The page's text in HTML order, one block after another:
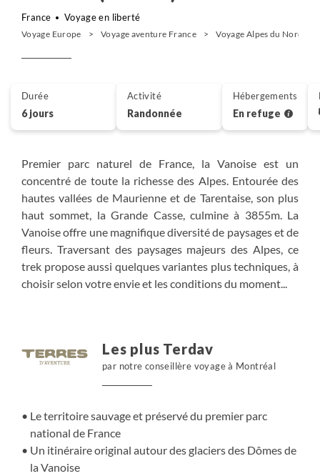
France Voyage en liberté
Voyage Europe Voyage aventure France Voyage Alpes du Nord
Premier parc naturel de France, la Vanoise est un
concentré de toute la richesse des Alpes. Entourée des
hautes vallées de Maurienne et de Tarentaise, son plus
haut sommet, la Grande Casse, culmine à 3855m. La
Vanoise offre une magnifique diversité de paysages et de
fleurs. Traversant des paysages majeurs des Alpes, ce
trek propose aussi quelques variantes plus techniques, à
choisir selon votre envie et les conditions du moment...
Les plus Terdav
par notre conseillère voyage à Montréal
Le territoire sauvage et préservé du premier parc
national de France
Un itinéraire original autour des glaciers des Dômes de
la Vanoise
Durée
6 jours
Activité
Randonnée
Hébergements
En refuge